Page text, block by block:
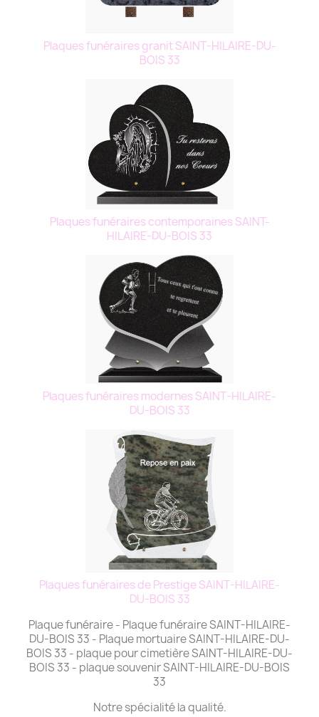
Plaques funéraires granit SAINT-HILAIRE-DU-
BOIS 33
Plaques funéraires contemporaines SAINT-
HILAIRE-DU-BOIS 33
Plaques funéraires modernes SAINT-HILAIRE-
DU-BOIS 33
Plaques funéraires de Prestige SAINT-HILAIRE-
DU-BOIS 33
Plaque funéraire - Plaque funéraire SAINT-HILAIRE-
DU-BOIS 33 - Plaque mortuaire SAINT-HILAIRE-DU-
BOIS 33 - plaque pour cimetière SAINT-HILAIRE-DU-
BOIS 33 - plaque souvenir SAINT-HILAIRE-DU-BOIS
33
Notre spécialité la qualité.